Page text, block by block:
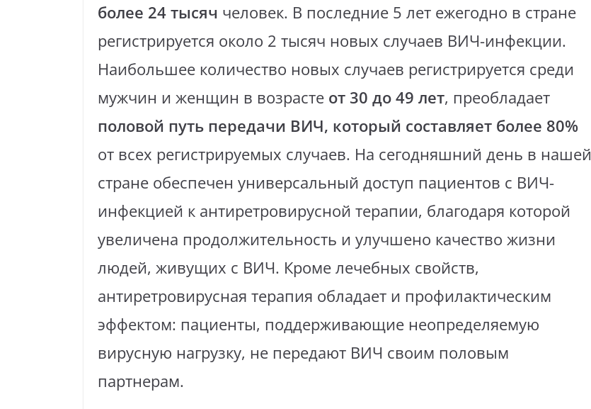
более 24 тысяч человек. В последние 5 лет ежегодно в стране
регистрируется около 2 тысяч новых случаев ВИЧ-инфекции.
Наибольшее количество новых случаев регистрируется среди
мужчин и женщин в возрасте от 30 до 49 лет, преобладает
половой путь передачи ВИЧ, который составляет более 80%
от всех регистрируемых случаев. На сегодняшний день в нашей
стране обеспечен универсальный доступ пациентов с ВИЧ-
инфекцией к антиретровирусной терапии, благодаря которой
увеличена продолжительность и улучшено качество жизни
людей, живущих с ВИЧ. Кроме лечебных свойств,
антиретровирусная терапия обладает и профилактическим
эффектом: пациенты, поддерживающие неопределяемую
вирусную нагрузку, не передают ВИЧ своим половым
партнерам.